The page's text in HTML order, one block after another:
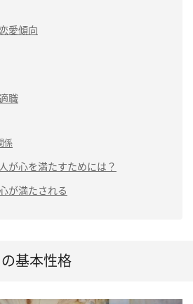
愛傾向
職
係
が心を満たすためには？
が満たされる
基本性格